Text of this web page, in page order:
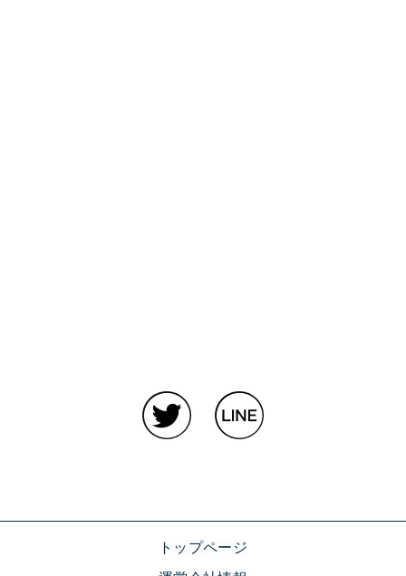
トップページ